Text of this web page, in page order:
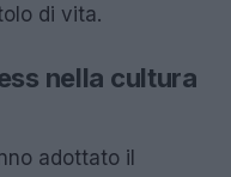
di vita.
nella cultura
adottato il